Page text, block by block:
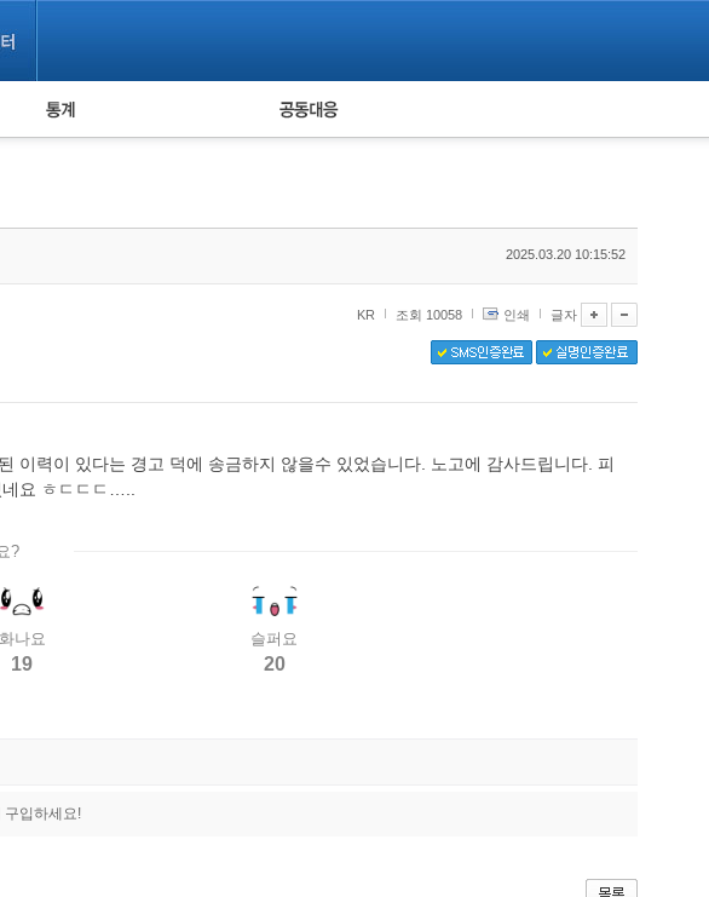
누적 피해사례 통계 피해자 공동대응
2025.03.20 10:15:52
KR 조회 10058 인쇄 글자
이력이 있다는 경고 덕에 송금하지 않을수 있었습니다. 노고에 감사드립니다. 피
요 ㅎㄷㄷㄷ…..
?
화나요
19
슬퍼요
20
구입하세요!